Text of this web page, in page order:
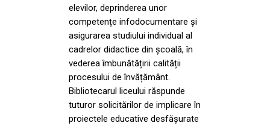
elevilor, deprinderea unor
competențe infodocumentare și
asigurarea studiului individual al
cadrelor didactice din școală, în
vederea îmbunătățirii calității
procesului de învățământ.
Bibliotecarul liceului răspunde
tuturor solicitărilor de implicare în
proiectele educative desfășurate